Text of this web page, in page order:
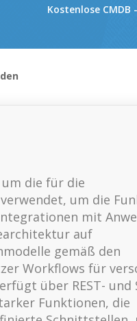
Kostenlose
die für die
um die
mit
auf
gemäß den
Workflows für
über REST- und
Funktionen, die